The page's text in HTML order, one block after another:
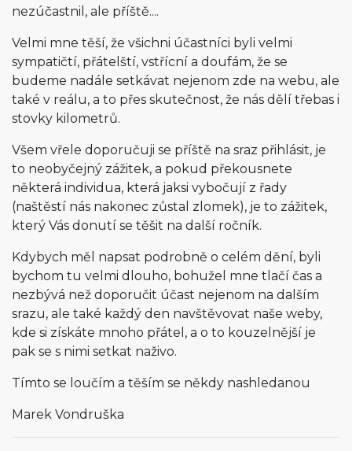
nezúčastnil, ale příště....
Velmi mne těší, že všichni účastníci byli velmi
sympatičtí, přátelští, vstřícní a doufám, že se
budeme nadále setkávat nejenom zde na webu, ale
také v reálu, a to přes skutečnost, že nás dělí třebas i
stovky kilometrů.
Všem vřele doporučuji se příště na sraz přihlásit, je
to neobyčejný zážitek, a pokud překousnete
některá individua, která jaksi vybočují z řady
(naštěstí nás nakonec zůstal zlomek), je to zážitek,
který Vás donutí se těšit na další ročník.
Kdybych měl napsat podrobně o celém dění, byli
bychom tu velmi dlouho, bohužel mne tlačí čas a
nezbývá než doporučit účast nejenom na dalším
srazu, ale také každý den navštěvovat naše weby,
kde si získáte mnoho přátel, a o to kouzelnější je
pak se s nimi setkat naživo.
Tímto se loučím a těším se někdy nashledanou
Marek Vondruška